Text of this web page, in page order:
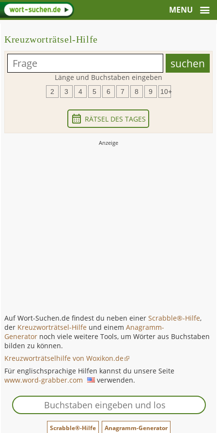
Kreuzworträtsel-Hilfe
Länge und Buchstaben eingeben
2 3 4 5 6 7 8 9 10+
RÄTSEL DES TAGES
Auf Wort-Suchen.de findest du neben einerScrabble®-Hilfe,
der Kreuzworträtsel-Hilfe und einemAnagramm-
Generator noch viele weitere Tools, um Wörter aus Buchstaben
bilden zu können.
Kreuzworträtselhilfe von Woxikon.de
Für englischsprachige Hilfen kannst du unsere Seite
www.word-grabber.com
verwenden.